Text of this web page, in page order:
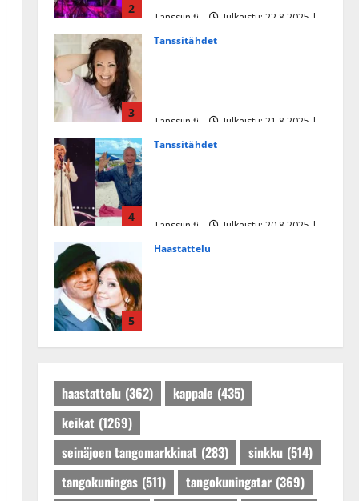
2
Tanssiin.fi
Julkaistu: 22.8.2025 |
3
Tanssitähdet
Tanssiin.fi
Julkaistu: 21.8.2025 |
4
Tanssitähdet
Tanssiin.fi
Julkaistu: 20.8.2025 |
5
Haastattelu
Tanssiin.fi
Julkaistu: 27.4.2025 |
haastattelu (362) kappale (435)
keikat (1269)
seinäjoen tangomarkkinat (283) sinkku (514)
tangokuningas (511) tangokuningatar (369)